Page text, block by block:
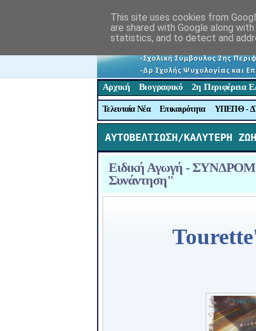
Αρχική Βιογραφικό 2η Περιφέρεια
Τελευταία Νέα Επικαιρότητα ΥΠΕΠΘ -
ΑΥΤΟΒΕΛΤΙΩΣΗ/ΚΑΛΥΤΕΡΗ
Ειδική Αγωγή -
Συνάντηση"
This site uses cookies from
are shared with Google along
statistics, and to detect and